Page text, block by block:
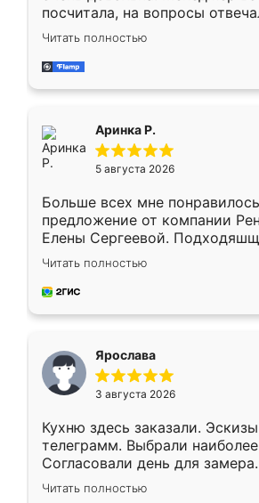
посчитала, на вопросы
Замерщик приехал в субботу,
делу со всей
за день, ребята работали
Читать полностью
Аринка Р.
5 августа 2026
Больше всех мне понравилось
предложение от компании
Елены Сергеевой.
короткие сроки
для замера сотрудник
предложил по моему эскизу
Читать полностью
Ярослава
3 августа 2026
Кухню здесь заказали.
телеграмм. Выбрали
Согласовали день для
недели кухня была уже
довольны работой. Спасибо
Читать полностью